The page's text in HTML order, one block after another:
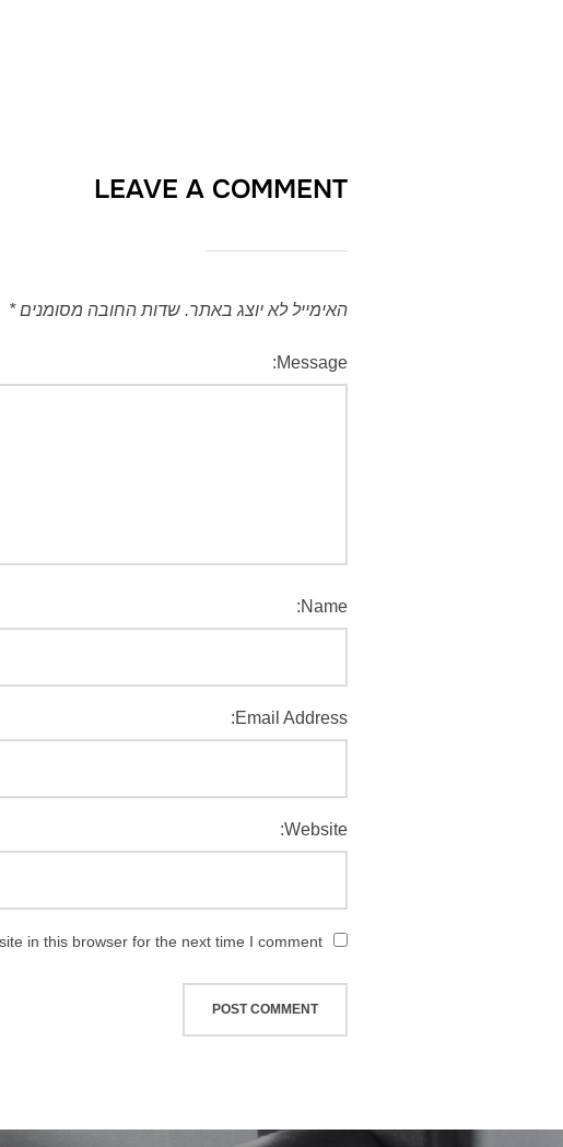
LEAVE A COMMENT
האימייל לא יוצג באתר. שדות החובה מסומנים*
Message:
Name:
Email Address:
Website:
in this browser for the next time I comment.